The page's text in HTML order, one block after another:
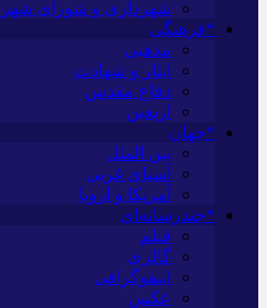
شهرداری و شورای شهر
*فرهنگی
مذهبی
ایثار و شهادت
دفاع مقدس
اربعین
*جهان
بین الملل
آسیای غربی
آمریکا و اروپا
*چندرسانه‌ای
فیلم
گالری
اینفوگرافی
عکس